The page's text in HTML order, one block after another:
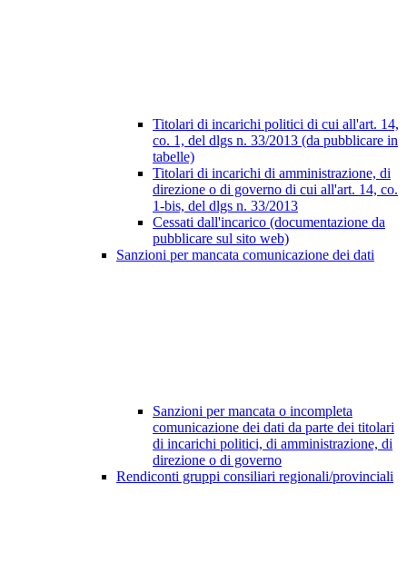
Titolari di incarichi politici di cui all'art. 14,
co. 1, del dlgs n. 33/2013 (da pubblicare in
tabelle)
Titolari di incarichi di amministrazione, di
direzione o di governo di cui all'art. 14, co.
1-bis, del dlgs n. 33/2013
Cessati dall'incarico (documentazione da
pubblicare sul sito web)
Sanzioni per mancata comunicazione dei dati
Sanzioni per mancata o incompleta
comunicazione dei dati da parte dei titolari
di incarichi politici, di amministrazione, di
direzione o di governo
Rendiconti gruppi consiliari regionali/provinciali